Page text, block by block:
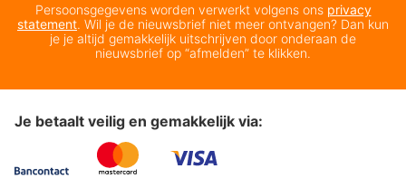
Persoonsgegevens worden verwerkt volgens ons privacy
statement. Wil je de nieuwsbrief niet meer ontvangen? Dan kun
je je altijd gemakkelijk uitschrijven door onderaan de
nieuwsbrief op “afmelden” te klikken.
Je betaalt veilig en gemakkelijk via: